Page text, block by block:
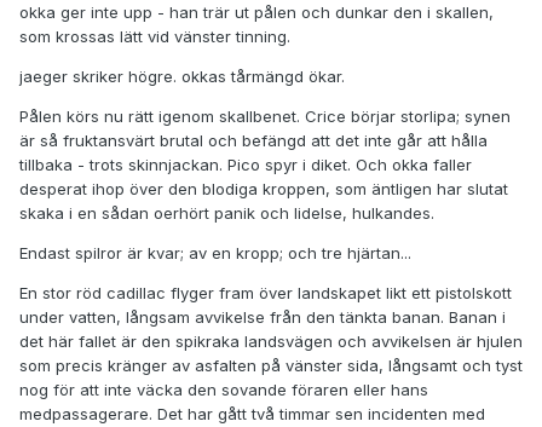
okka ger inte upp - han trär ut pålen och dunkar den i skallen,
som krossas lätt vid vänster tinning.
jaeger skriker högre. okkas tårmängd ökar.
Pålen körs nu rätt igenom skallbenet. Crice börjar storlipa; synen
är så fruktansvärt brutal och befängd att det inte går att hålla
tillbaka - trots skinnjackan. Pico spyr i diket. Och okka faller
desperat ihop över den blodiga kroppen, som äntligen har slutat
skaka i en sådan oerhört panik och lidelse, hulkandes.
Endast spilror är kvar; av en kropp; och tre hjärtan...
En stor röd cadillac flyger fram över landskapet likt ett pistolskott
under vatten, långsam avvikelse från den tänkta banan. Banan i
det här fallet är den spikraka landsvägen och avvikelsen är hjulen
som precis kränger av asfalten på vänster sida, långsamt och tyst
nog för att inte väcka den sovande föraren eller hans
medpassagerare. Det har gått två timmar sen incidenten med